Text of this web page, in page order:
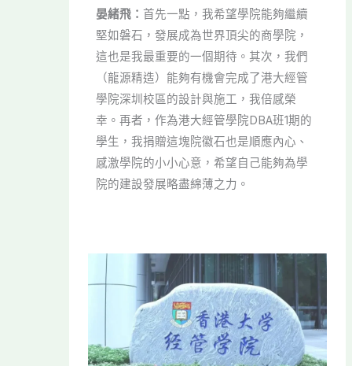
晏緒飛：首先一點，我希望學院能夠繼續
堅如磐石，發展成為世界頂尖的商學院，
這也是我最重要的一個期待。其次，我們
（龍源精造）能夠有機會完成了港大經管
學院深圳校區的設計與施工，我倍感榮
幸。再者，作為港大經管學院DBA班1期的
學生，我捐贈這塊院徽石也是順應內心、
感激學院的小小心意，希望自己能夠為學
院的建設發展略盡綿薄之力。